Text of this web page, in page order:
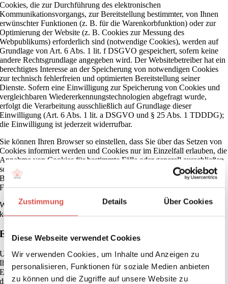
Zustimmung Details Über Cookies
Diese Webseite verwendet Cookies
Wir verwenden Cookies, um Inhalte und Anzeigen zu
personalisieren, Funktionen für soziale Medien anbieten
zu können und die Zugriffe auf unsere Website zu
Cookies, die zur Durchführung des elektronischen
Kommunikationsvorgangs, zur Bereitstellung bestimmter, von Ihnen
erwünschter Funktionen (z. B. für die Warenkorbfunktion) oder zur
Optimierung der Website (z. B. Cookies zur Messung des
Webpublikums) erforderlich sind (notwendige Cookies), werden auf
Grundlage von Art. 6 Abs. 1 lit. f DSGVO gespeichert, sofern keine
andere Rechtsgrundlage angegeben wird. Der Websitebetreiber hat ein
berechtigtes Interesse an der Speicherung von notwendigen Cookies
zur technisch fehlerfreien und optimierten Bereitstellung seiner
Dienste. Sofern eine Einwilligung zur Speicherung von Cookies und
vergleichbaren Wiedererkennungstechnologien abgefragt wurde,
erfolgt die Verarbeitung ausschließlich auf Grundlage dieser
Einwilligung (Art. 6 Abs. 1 lit. a DSGVO und § 25 Abs. 1 TDDDG);
die Einwilligung ist jederzeit widerrufbar.
Sie können Ihren Browser so einstellen, dass Sie über das Setzen von
Cookies informiert werden und Cookies nur im Einzelfall erlauben, die
Annahme von Cookies für bestimmte Fälle oder generell ausschließen
sowie das automatische Löschen der Cookies beim Schließen des
Browsers aktivieren. Bei der Deaktivierung von Cookies kann die
Funktionalität dieser Website eingeschränkt sein.
Welche Cookies und Dienste auf dieser Website eingesetzt werden,
können Sie dieser Datenschutzerklärung entnehmen.
Einwilligung mit Cookiebot
Unsere Website nutzt die Consent-Technologie von Cookiebot, um
Ihre Einwilligung zur Speicherung bestimmter Cookies auf Ihrem
Endgerät oder zum Einsatz bestimmter Technologien einzuholen und
diese datenschutzkonform zu dokumentieren. Anbieter dieser